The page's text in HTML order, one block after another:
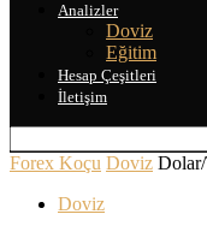
Analizler
Doviz
Eğitim
Hesap Çeşitleri
İletişim
Forex Koçu Doviz
Doviz